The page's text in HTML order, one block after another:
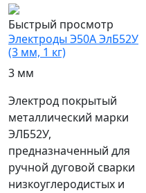
Быстрый просмотр
Электроды Э50А ЭлБ52У
(3 мм, 1 кг)
3 мм
Электрод покрытый
металлический марки
ЭЛБ52У,
предназначенный для
ручной дуговой сварки
низкоуглеродистых и